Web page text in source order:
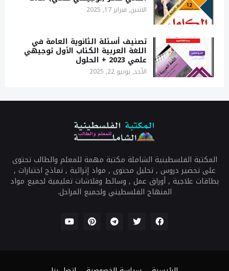
الاثنين, فبراير 17, 2025
تصنيف أسئلة الثانوية العامة في
اللغة العربية الكتاب الأول توجيهي
علمي 2023 + الحلول
الأحد, يونيو 22, 2025
المكتبة الفلسطينية الشاملة مكتبة مهمة للمعلم والطالب تحتوى
على تحضير دروس , تحليل محتوى , مواد إثرائية , نماذج اختبارات ,
بطاقات علاجية , أوراق عمل , وسائط وفلاشات تعليمية لجميع مواد
المنهاج الفلسطيني ولجميع المراحل.